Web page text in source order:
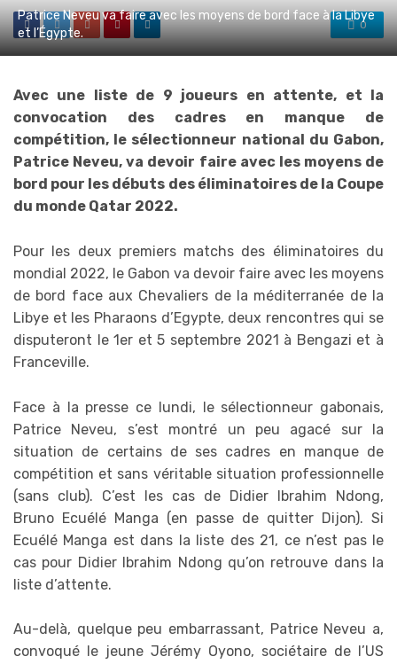
0
Patrice Neveu va faire avec les moyens de bord face à la Libye
et l’Égypte.
Avec une liste de 9 joueurs en attente, et la
convocation des cadres en manque de
compétition, le sélectionneur national du Gabon,
Patrice Neveu, va devoir faire avec les moyens de
bord pour les débuts des éliminatoires de la Coupe
du monde Qatar 2022.
Pour les deux premiers matchs des éliminatoires du
mondial 2022, le Gabon va devoir faire avec les moyens
de bord face aux Chevaliers de la méditerranée de la
Libye et les Pharaons d’Egypte, deux rencontres qui se
disputeront le 1er et 5 septembre 2021 à Bengazi et à
Franceville.
Face à la presse ce lundi, le sélectionneur gabonais,
Patrice Neveu, s’est montré un peu agacé sur la
situation de certains de ses cadres en manque de
compétition et sans véritable situation professionnelle
(sans club). C’est les cas de Didier Ibrahim Ndong,
Bruno Ecuélé Manga (en passe de quitter Dijon). Si
Ecuélé Manga est dans la liste des 21, ce n’est pas le
cas pour Didier Ibrahim Ndong qu’on retrouve dans la
liste d’attente.
Au-delà, quelque peu embarrassant, Patrice Neveu a,
convoqué le jeune Jérémy Oyono, sociétaire de l’US